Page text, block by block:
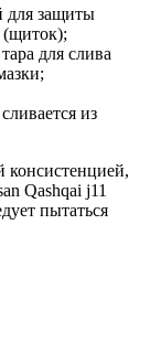
для защиты
(щиток);
для слива
из
консистенцией,
Qashqai j11
пытаться